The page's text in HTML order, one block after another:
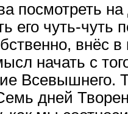
посмотреть
его чуть-
внёс
начать с
Всевышнего.
дней